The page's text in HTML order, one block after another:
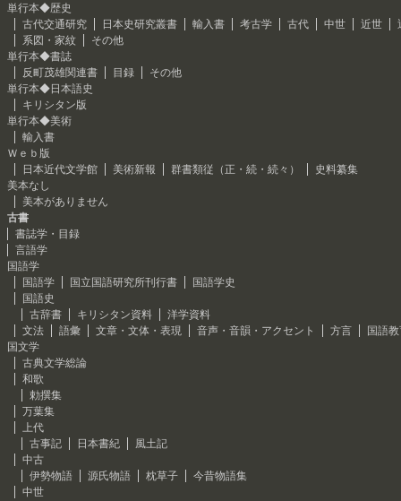
単行本◆歴史
古代交通研究
日本史研究叢書 輸入書 考古学 古代 中世 近世
系図・家紋
その他
単行本◆書誌
反町茂雄関連書
目録
その他
単行本◆日本語史
キリシタン版
単行本◆美術
輸入書
Ｗｅｂ版
日本近代文学館
美術新報 群書類従（正・続・続々）
史料纂集
美本なし
美本がありません
古書
書誌学・目録
言語学
国語学
国語学
国立国語研究所刊行書
国語学史
国語史
古辞書
キリシタン資料
洋学資料
文法
語彙 文章・文体・表現 音声・音韻・アクセント 方言
国語
国文学
古典文学総論
和歌
勅撰集
万葉集
上代
古事記
日本書紀
風土記
中古
伊勢物語
源氏物語 枕草子
今昔物語集
中世